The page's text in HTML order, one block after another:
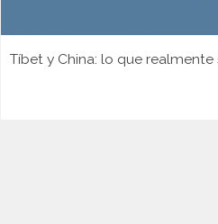
Tíbet y China: lo que